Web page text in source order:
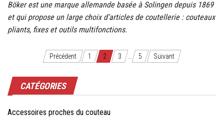
Böker est une marque allemande basée à Solingen depuis 1869
et qui propose un large choix d’articles de coutellerie : couteaux
pliants, fixes et outils multifonctions.
Navigation
des
articles
Précédent 1 2 3 … 5 Suivant
CATÉGORIES
Accessoires proches du couteau